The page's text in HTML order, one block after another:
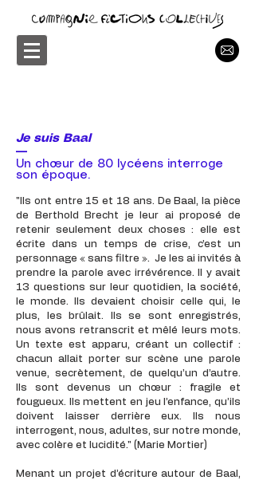
Je suis Baal
—
Un chœur de 80 lycéens interroge
son époque.
"Ils ont entre 15 et 18 ans. De Baal, la pièce
de Berthold Brecht je leur ai proposé de
retenir seulement deux choses : elle est
écrite dans un temps de crise, c’est un
personnage « sans filtre ». Je les ai invités à
prendre la parole avec irrévérence. Il y avait
13 questions sur leur quotidien, la société,
le monde. Ils devaient choisir celle qui, le
plus, les brûlait. Ils se sont enregistrés,
nous avons retranscrit et mêlé leurs mots.
Un texte est apparu, créant un collectif :
chacun allait porter sur scène une parole
venue, secrètement, de quelqu’un d’autre.
Ils sont devenus un chœur : fragile et
fougueux. Ils mettent en jeu l’enfance, qu’ils
doivent laisser derrière eux. Ils nous
interrogent, nous, adultes, sur notre monde,
avec colère et lucidité." ​ ( Marie Mortier)
Menant un projet d’écriture autour de Baal,